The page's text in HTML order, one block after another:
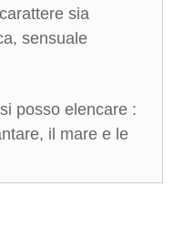
sia
sensuale
posso elencare :
il mare e le